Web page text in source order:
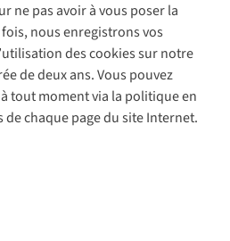
ne pas avoir à vous poser la
nous enregistrons vos
des cookies sur notre
de deux ans. Vous pouvez
tout moment via la politique en
de chaque page du site Internet.
Politique de confidentialité
Cookie Policy